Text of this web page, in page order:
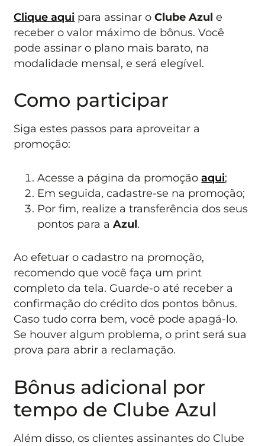
Clique aqui para assinar oClube Azul e
receber o valor máximo de bônus. Você
pode assinar o plano mais barato, na
modalidade mensal, e será elegível.
Como participar
Siga estes passos para aproveitar a
promoção:
Acesse a página da promoçãoaqui;
Em seguida, cadastre-se na promoção;
Por fim, realize a transferência dos seus
pontos para aAzul.
Ao efetuar o cadastro na promoção,
recomendo que você faça um print
completo da tela. Guarde-o até receber a
confirmação do crédito dos pontos bônus.
Caso tudo corra bem, você pode apagá-lo.
Se houver algum problema, o print será sua
prova para abrir a reclamação.
Bônus adicional por
tempo de Clube Azul
Além disso, os clientes assinantes do Clube